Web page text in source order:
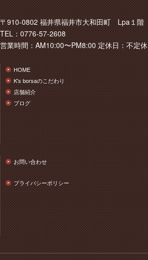
〒910-0802 福井県福井市大和田町 Lpa１階
TEL：0776-57-2608
営業時間：AM10:00〜PM8:00 定休日：不定休
HOME
K's borsaのこだわり
店舗紹介
ブログ
お問い合わせ
プライバシーポリシー